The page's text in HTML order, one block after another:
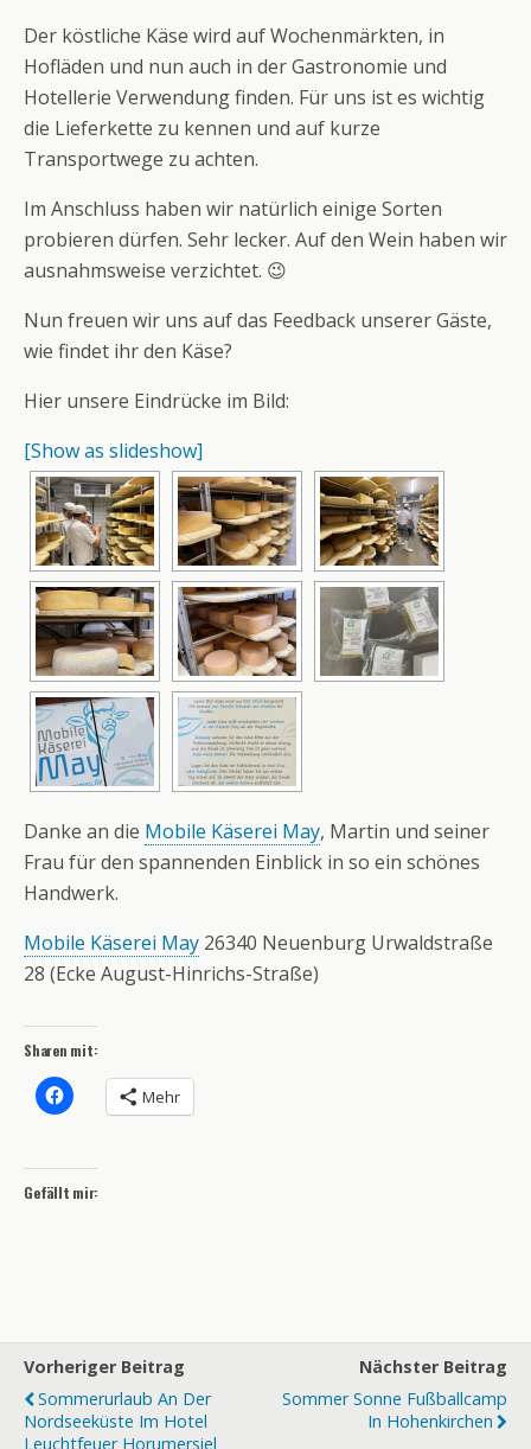
Der köstliche Käse wird auf Wochenmärkten, in
Hofläden und nun auch in der Gastronomie und
Hotellerie Verwendung finden. Für uns ist es wichtig
die Lieferkette zu kennen und auf kurze
Transportwege zu achten.
Im Anschluss haben wir natürlich einige Sorten
probieren dürfen. Sehr lecker. Auf den Wein haben wir
ausnahmsweise verzichtet. 😉
Nun freuen wir uns auf das Feedback unserer Gäste,
wie findet ihr den Käse?
Hier unsere Eindrücke im Bild:
[Show as slideshow]
Danke an die Mobile Käserei May, Martin und seiner
Frau für den spannenden Einblick in so ein schönes
Handwerk.
Mobile Käserei May 26340 Neuenburg Urwaldstraße
28 (Ecke August-Hinrichs-Straße)
Sharen mit:
Mehr
Gefällt mir:
Vorheriger Beitrag
Sommerurlaub An Der
Nordseeküste Im Hotel
Leuchtfeuer Horumersiel
Nächster Beitrag
Sommer Sonne Fußballcamp
In Hohenkirchen